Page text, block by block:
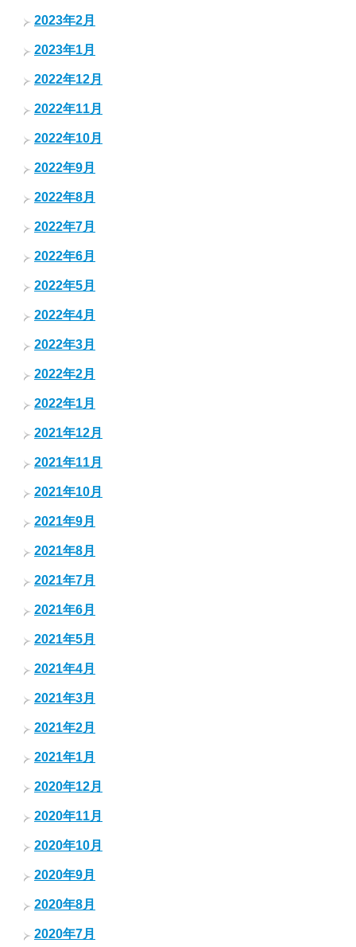
2023年2月
2023年1月
2022年12月
2022年11月
2022年10月
2022年9月
2022年8月
2022年7月
2022年6月
2022年5月
2022年4月
2022年3月
2022年2月
2022年1月
2021年12月
2021年11月
2021年10月
2021年9月
2021年8月
2021年7月
2021年6月
2021年5月
2021年4月
2021年3月
2021年2月
2021年1月
2020年12月
2020年11月
2020年10月
2020年9月
2020年8月
2020年7月